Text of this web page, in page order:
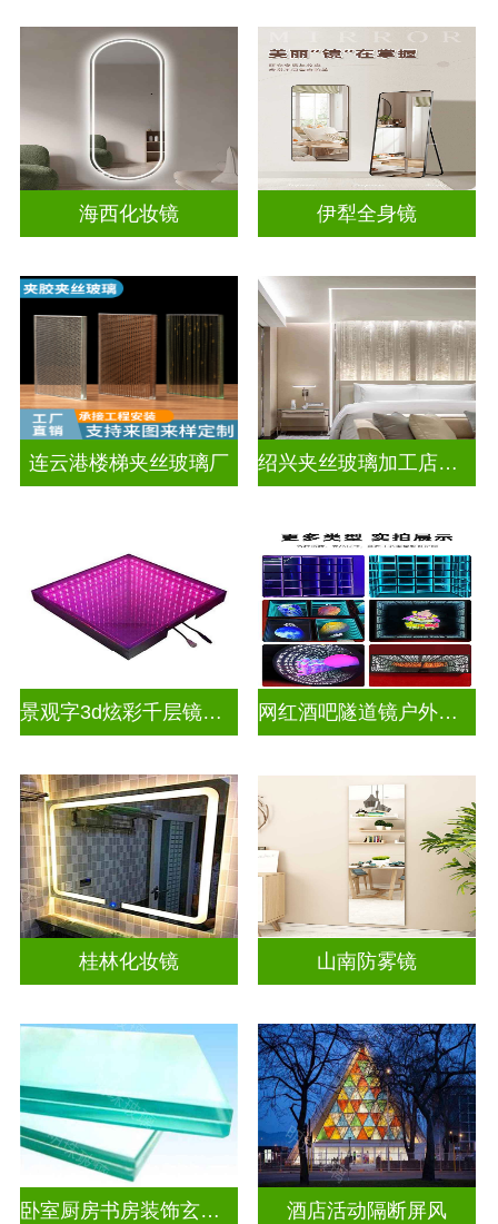
海西化妆镜 伊犁全身镜
连云港楼梯夹丝玻璃厂 绍兴夹丝玻璃加工店电话
景观字3d炫彩千层镜深渊镜 网红酒吧隧道镜户外门头招牌深渊镜
桂林化妆镜 山南防雾镜
卧室厨房书房装饰玄关隔断 酒店活动隔断屏风